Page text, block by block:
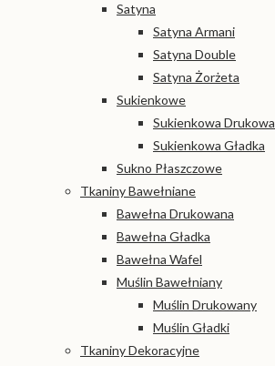
Satyna
Satyna Armani
Satyna Double
Satyna Żorżeta
Sukienkowe
Sukienkowa
Sukienkowa Gładka
Sukno Płaszczowe
Tkaniny Bawełniane
Bawełna Drukowana
Bawełna Gładka
Bawełna Wafel
Muślin Bawełniany
Muślin Drukowany
Muślin Gładki
Tkaniny Dekoracyjne